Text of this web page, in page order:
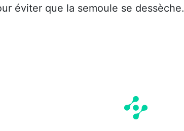
éviter que la semoule se dessèche.